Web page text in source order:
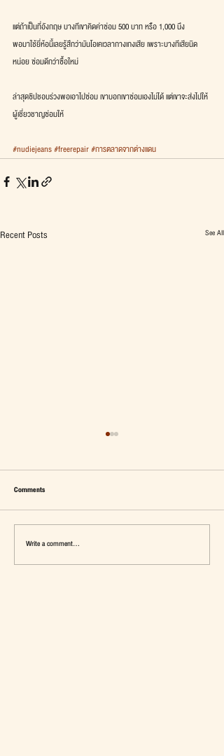
แต่ถ้าเป็นที่อังกฤษ บางทีเขาคิดค่าซ่อม 500 บาท หรือ 1,000 นึง
พอมาใช้ยี่ห้อนี้เลยรู้สึกว่ามันโอเคเวลากางเกงเสีย เพราะบางทีเสียนิด
หน่อย ซ่อมดีกว่าซื้อใหม่
ล่าสุดซิปชอบร่วงพอเอาไปซ่อม เขาบอกเขาซ่อมเองไม่ได้ แต่เขาจะส่งไปให้
ผู้เชี่ยวชาญซ่อมให้
#nudiejeans#freerepair#การตลาดจากต่างแดน
Recent Posts See All
เมื่อ Self-concept ถูกเติมเต็ม Fashion อาจ
จะไม่ใช่คำตอบ
Comments
Write a comment...